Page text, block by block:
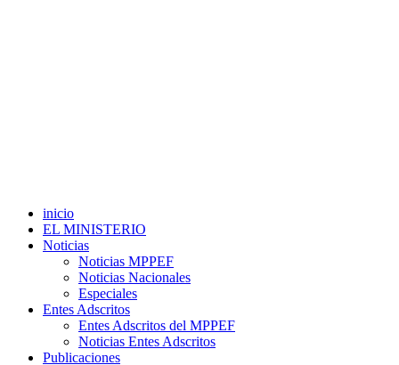
inicio
EL MINISTERIO
Noticias
Noticias MPPEF
Noticias Nacionales
Especiales
Entes Adscritos
Entes Adscritos del MPPEF
Noticias Entes Adscritos
Publicaciones